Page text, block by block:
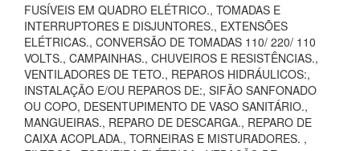
FUSÍVEIS EM QUADRO ELÉTRICO., TOMADAS E
INTERRUPTORES E DISJUNTORES., EXTENSÕES
ELÉTRICAS., CONVERSÃO DE TOMADAS 110/ 220/ 110
VOLTS., CAMPAINHAS., CHUVEIROS E RESISTÊNCIAS.,
VENTILADORES DE TETO., REPAROS HIDRÁULICOS:,
INSTALAÇÃO E/OU REPAROS DE:, SIFÃO SANFONADO
OU COPO, DESENTUPIMENTO DE VASO SANITÁRIO.,
MANGUEIRAS., REPARO DE DESCARGA., REPARO DE
CAIXA ACOPLADA., TORNEIRAS E MISTURADORES. ,